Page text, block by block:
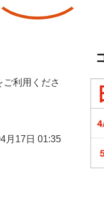
利用くださ
月17日 01:35